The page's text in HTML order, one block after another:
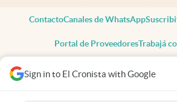
Sign in to El Cronista with Google
ContactoCanales de WhatsApp
Portal de ProveedoresTrabajá
Todos los derechos